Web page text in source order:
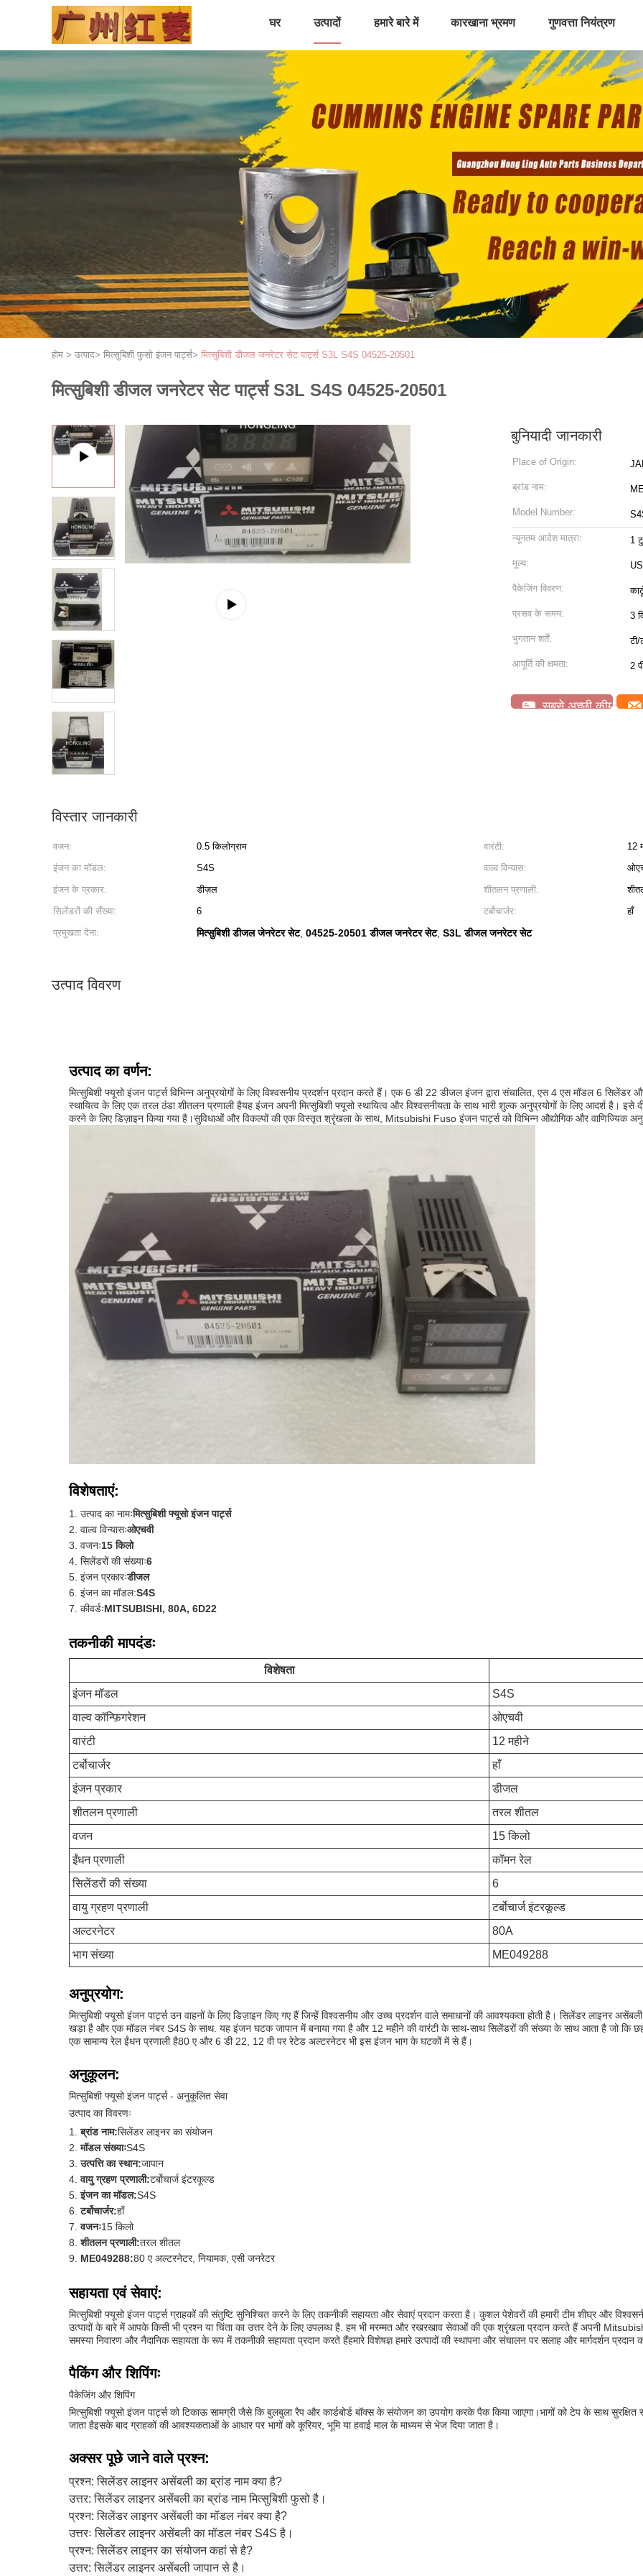
घर उत्पादों हमारे बारे में कारखाना भ्रमण गुणवत्ता नियंत्रण
होम > उत्पाद> मित्सुबिशी फुसो इंजन पार्ट्स> मित्सुबिशी डीजल जनरेटर सेट पार्ट्स S3L S4S 04525-20501
मित्सुबिशी डीजल जनरेटर सेट पार्ट्स S3L S4S 04525-20501
बुनियादी जानकारी
Place of Origin:
ब्रांड नाम:
Model Number:
न्यूनतम आदेश मात्रा: 1
मूल्य:
पैकेजिंग विवरण:
प्रसव के समय: 3
भुगतान शर्तें: टी/
आपूर्ति की क्षमता: 2
सबसे अच्छी कीमत
विस्तार जानकारी
वजन: 0.5 किलोग्राम वारंटी:
12
इंजन का मॉडल:
S4S वाल्व विन्यास:
इंजन के प्रकार:
डीज़ल शीतलन प्रणाली:
सिलेंडरों की सँख्या:
6 टर्बोचार्जर:
हाँ
प्रमुखता देना:
मित्सुबिशी डीजल जेनरेटर सेट, 04525-20501 डीजल जनरेटर सेट, S3L डीजल जनरेटर सेट
उत्पाद विवरण
उत्पाद का वर्णन:
मित्सुबिशी फ्यूसो इंजन पार्ट्स विभिन्न अनुप्रयोगों के लिए विश्वसनीय प्रदर्शन प्रदान करते हैं। एक 6 डी 22 डीजल इंजन द्वारा संचालित, एस 4 एस मॉडल 6
स्थायित्व के लिए एक तरल ठंडा शीतलन प्रणाली हैयह इंजन अपनी मित्सुबिशी फ्यूसो स्थायित्व और विश्वसनीयता के साथ भारी शुल्क अनुप्रयोगों के लिए आदर्श है। इसे
करने के लिए डिज़ाइन किया गया है।सुविधाओं और विकल्पों की एक विस्तृत श्रृंखला के साथ, Mitsubishi Fuso इंजन पार्ट्स को विभिन्न औद्योगिक और वाणिज्यिक
विशेषताएं:
उत्पाद का नामःमित्सुबिशी फ्यूसो इंजन पार्ट्स
वाल्व विन्यासःओएचवी
वजनः15 किलो
सिलेंडरों की संख्याः6
इंजन प्रकारःडीजल
इंजन का मॉडल:S4S
कीवर्डःMITSUBISHI, 80A, 6D22
तकनीकी मापदंडः
विशेषता
इंजन मॉडल
S4S
वाल्व कॉन्फ़िगरेशन
ओएचवी
वारंटी
12 महीने
टर्बोचार्जर
हाँ
इंजन प्रकार
डीजल
शीतलन प्रणाली
तरल शीतल
वजन
15 किलो
ईंधन प्रणाली
कॉमन रेल
सिलेंडरों की संख्या
6
वायु ग्रहण प्रणाली
टर्बोचार्ज इंटरकूल्ड
अल्टरनेटर
80A
भाग संख्या
ME049288
अनुप्रयोग:
मित्सुबिशी फ्यूसो इंजन पार्ट्स उन वाहनों के लिए डिज़ाइन किए गए हैं जिन्हें विश्वसनीय और उच्च प्रदर्शन वाले समाधानों की आवश्यकता होती है। सिलेंडर लाइनर
खड़ा है और एक मॉडल नंबर S4S के साथ. यह इंजन घटक जापान में बनाया गया है और 12 महीने की वारंटी के साथ-साथ सिलेंडरों की संख्या के साथ आता है जो कि
एक सामान्य रेल ईंधन प्रणाली है80 ए और 6 डी 22, 12 वी पर रेटेड अल्टरनेटर भी इस इंजन भाग के घटकों में से हैं।
अनुकूलन:
मित्सुबिशी फ्यूसो इंजन पार्ट्स - अनुकूलित सेवा
उत्पाद का विवरणः
ब्रांड नाम:सिलेंडर लाइनर का संयोजन
मॉडल संख्याःS4S
उत्पत्ति का स्थान:जापान
वायु ग्रहण प्रणाली:टर्बोचार्ज इंटरकूल्ड
इंजन का मॉडल:S4S
टर्बोचार्जर:हाँ
वजनः15 किलो
शीतलन प्रणाली:तरल शीतल
ME049288:80 ए अल्टरनेटर, नियामक, एसी जनरेटर
सहायता एवं सेवाएं:
मित्सुबिशी फ्यूसो इंजन पार्ट्स ग्राहकों की संतुष्टि सुनिश्चित करने के लिए तकनीकी सहायता और सेवाएं प्रदान करता है। कुशल पेशेवरों की हमारी टीम शीघ्र और
उत्पादों के बारे में आपके किसी भी प्रश्न या चिंता का उत्तर देने के लिए उपलब्ध है. हम भी मरम्मत और रखरखाव सेवाओं की एक श्रृंखला प्रदान करते हैं अपनी
समस्या निवारण और नैदानिक सहायता के रूप में तकनीकी सहायता प्रदान करते हैंहमारे विशेषज्ञ हमारे उत्पादों की स्थापना और संचालन पर सलाह और मार्गदर्शन
पैकिंग और शिपिंगः
पैकेजिंग और शिपिंग
मित्सुबिशी फ्यूसो इंजन पार्ट्स को टिकाऊ सामग्री जैसे कि बुलबुला रैप और कार्डबोर्ड बॉक्स के संयोजन का उपयोग करके पैक किया जाएगा।भागों को टेप के साथ
जाता हैइसके बाद ग्राहकों की आवश्यकताओं के आधार पर भागों को कूरियर, भूमि या हवाई माल के माध्यम से भेज दिया जाता है।
अक्सर पूछे जाने वाले प्रश्न:
प्रश्न: सिलेंडर लाइनर असेंबली का ब्रांड नाम क्या है?
उत्तर: सिलेंडर लाइनर असेंबली का ब्रांड नाम मित्सुबिशी फुसो है।
प्रश्न: सिलेंडर लाइनर असेंबली का मॉडल नंबर क्या है?
उत्तरः सिलेंडर लाइनर असेंबली का मॉडल नंबर S4S है।
प्रश्न: सिलेंडर लाइनर का संयोजन कहां से है?
उत्तर: सिलेंडर लाइनर असेंबली जापान से है।